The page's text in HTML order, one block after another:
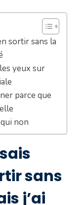
sortir sans la
yeux sur
parce que
non
sans
j’ai